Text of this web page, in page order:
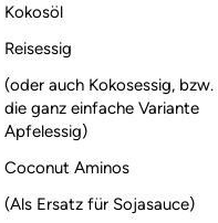
Kokosöl
Reisessig
(oder auch Kokosessig, bzw.
die ganz einfache Variante
Apfelessig)
Coconut Aminos
(Als Ersatz für Sojasauce)